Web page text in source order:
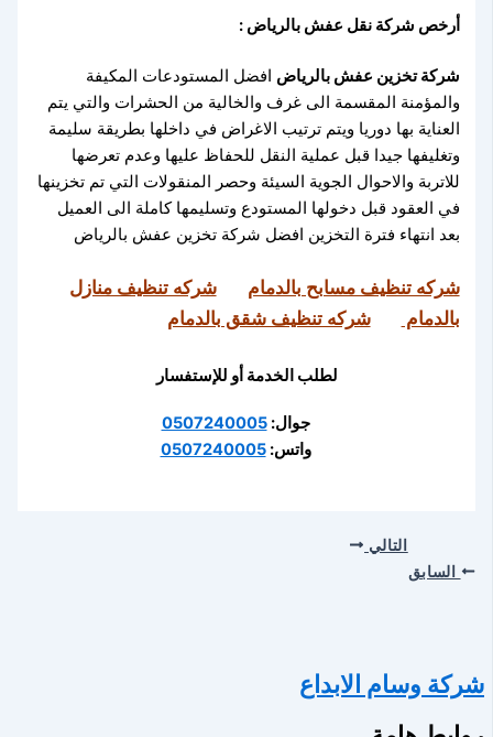
أرخص شركة نقل عفش بالرياض :
شركة تخزين عفش بالرياض افضل المستودعات المكيفة
والمؤمنة المقسمة الى غرف والخالية من الحشرات والتي يتم
العناية بها دوريا ويتم ترتيب الاغراض في داخلها بطريقة سليمة
وتغليفها جيدا قبل عملية النقل للحفاظ عليها وعدم تعرضها
للاتربة والاحوال الجوية السيئة وحصر المنقولات التي تم تخزينها
في العقود قبل دخولها المستودع وتسليمها كاملة الى العميل
بعد انتهاء فترة التخزين افضل شركة تخزين عفش بالرياض
شركه تنظيف مسابح بالدمام
شركه تنظيف منازل
بالدمام
شركه تنظيف شقق بالدمام
لطلب الخدمة أو للإستفسار
جوال:0507240005
واتس:0507240005
السابق
التالي
شركة وسام الابداع